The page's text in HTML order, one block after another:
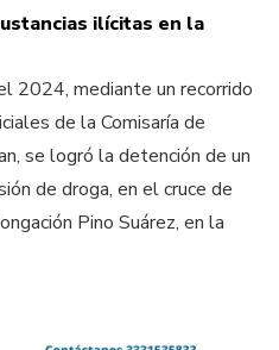
ilícitas en la
2024, mediante un recorrido
de la Comisaría de
se logró la detención de un
de droga, en el cruce de
Pino Suárez, en la